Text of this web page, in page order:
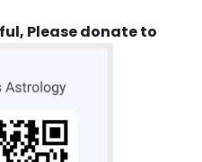
Please donate to